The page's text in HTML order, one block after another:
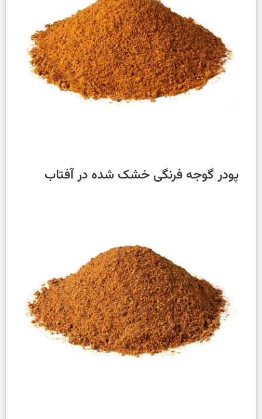
پودر گوجه فرنگی خشک شده در آفتاب